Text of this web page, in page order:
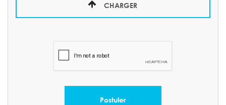
CHARGER
Postuler